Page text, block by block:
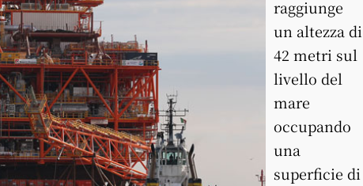
raggiunge
un altezza di
42 metri sul
livello del
mare
occupando
una
superficie di